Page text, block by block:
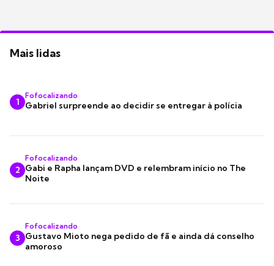
Mais lidas
1
Fofocalizando
Gabriel surpreende ao decidir se entregar à polícia
2
Fofocalizando
Gabi e Rapha lançam DVD e relembram início no The
Noite
3
Fofocalizando
Gustavo Mioto nega pedido de fã e ainda dá conselho
amoroso